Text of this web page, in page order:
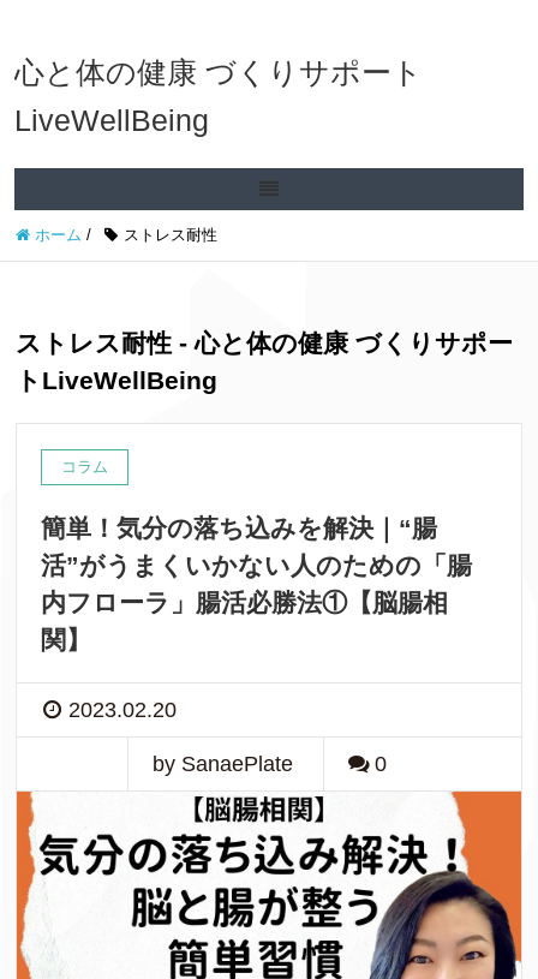
心と体の健康 づくりサポート
LiveWellBeing
ホーム / ストレス耐性
ストレス耐性 - 心と体の健康 づくりサポー
トLiveWellBeing
コラム
簡単！気分の落ち込みを解決｜“腸
活”がうまくいかない人のための「腸
内フローラ」腸活必勝法①【脳腸相
関】
2023.02.20
by SanaePlate 0